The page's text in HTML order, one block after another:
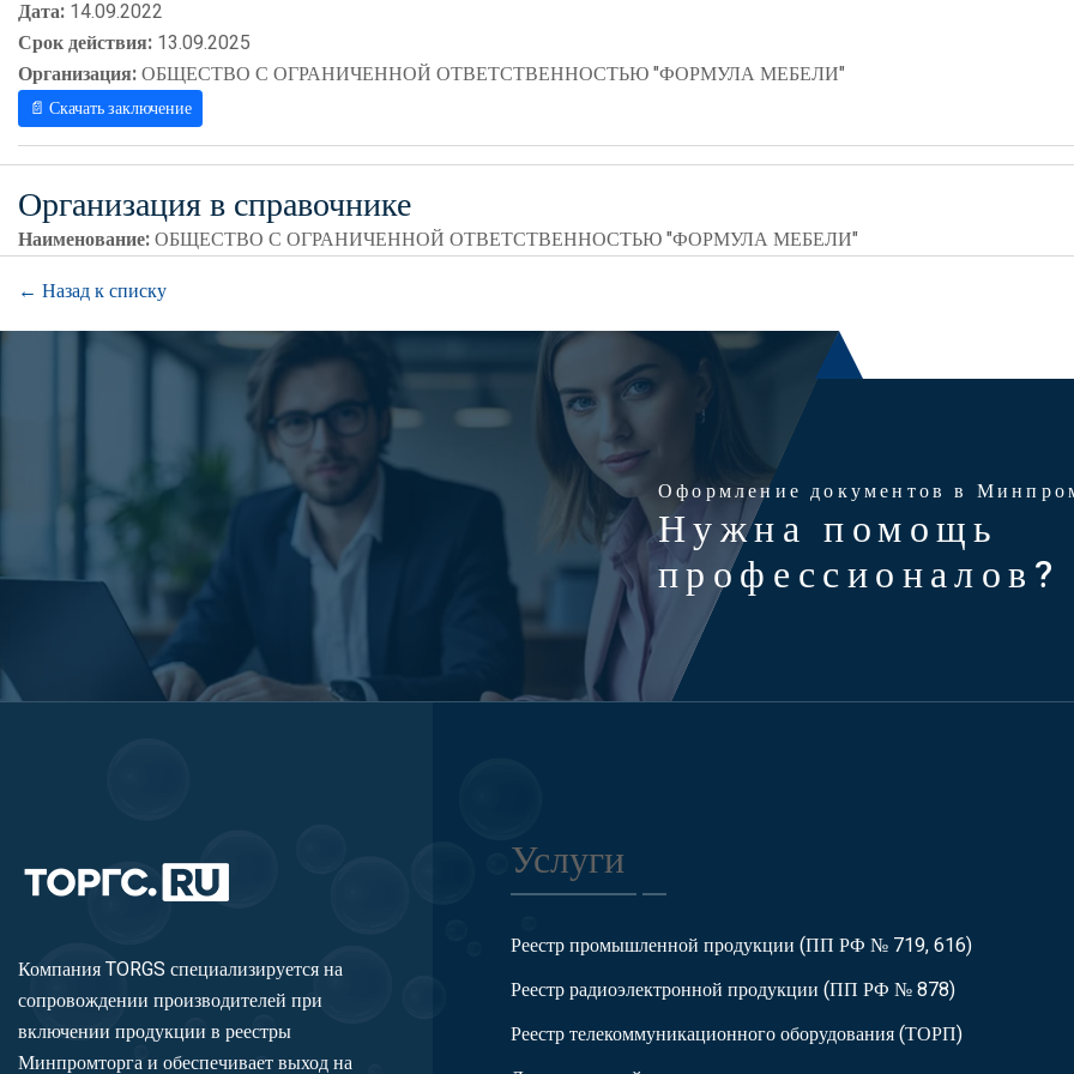
Дата: 14.09.2022
Срок действия: 13.09.2025
Организация:ОБЩЕСТВО С ОГРАНИЧЕННОЙ ОТВЕТСТВЕННОСТЬЮ "ФОРМУЛА МЕБЕЛИ"
📄 Скачать заключение
Организация в справочнике
Наименование:ОБЩЕСТВО С ОГРАНИЧЕННОЙ ОТВЕТСТВЕННОСТЬЮ "ФОРМУЛА МЕБЕЛИ"
← Назад к списку
Оформление документов в
Нужна помощь
профессионалов?
Компания TORGS специализируется на
сопровождении производителей при
включении продукции в реестры
Минпромторга и обеспечивает выход на
Услуги
Реестр промышленной продукции (ПП РФ № 719, 616)
Реестр радиоэлектронной продукции (ПП РФ № 878)
Реестр телекоммуникационного оборудования (ТОРП)